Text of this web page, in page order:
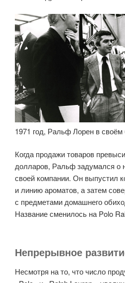
1971 год, Ральф Лорен в своём
Когда продажи товаров
долларов, Ральф задумался о
своей компании. Он выпустил
и линию ароматов, а затем
с предметами домашнего
Название сменилось на Polo
Непрерывное
Несмотря на то, что число